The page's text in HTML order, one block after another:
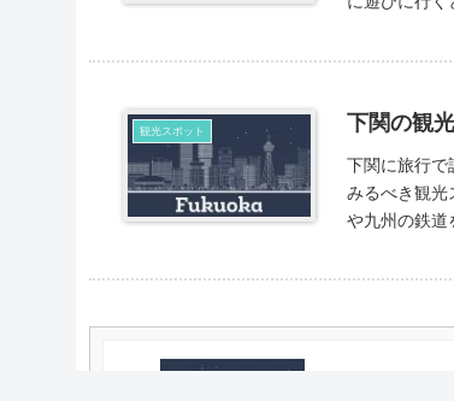
観光スポット 下関の観
下関に旅行で訪れ
みるべき観光スポットを見て
や九州の鉄道